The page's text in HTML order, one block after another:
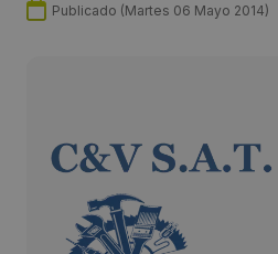
Publicado (Martes 06 Mayo 2014)